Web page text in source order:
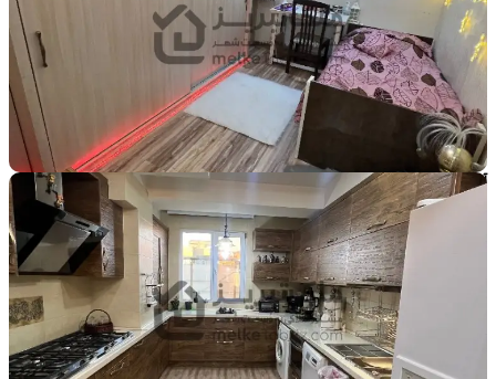
شخصی ساز
نوع سند
شش دانگ
آسانسور